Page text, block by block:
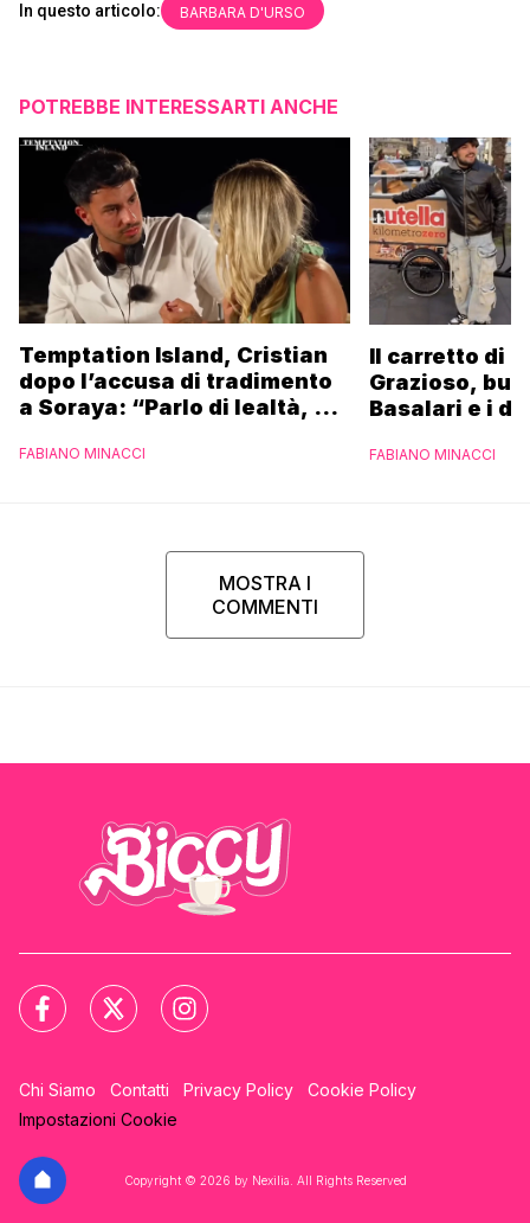
In questo articolo: BARBARA D'URSO
POTREBBE INTERESSARTI ANCHE
Temptation Island, Cristian
dopo l’accusa di tradimento
a Soraya: “Parlo di lealtà, ma
FABIANO MINACCI
Il carretto di
Grazioso,
Basalari e i
Ferrero”
FABIANO MINACCI
MOSTRA I
COMMENTI
Chi Siamo Contatti Privacy Policy
Cookie Policy
Impostazioni Cookie
Copyright © 2026 by Nexilia. All Rights Reserved